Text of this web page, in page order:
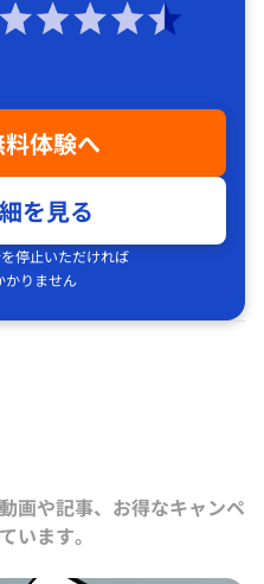
体験へ
を見る
停止いただければ
かりません
画や記事、お得なキャンペ
います。